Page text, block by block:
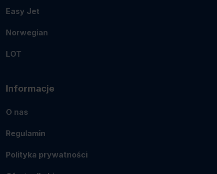
Easy Jet
Norwegian
LOT
Informacje
O nas
Regulamin
Polityka prywatności